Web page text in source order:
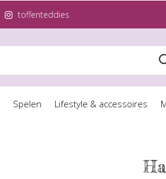
Spelen Lifestyle & accessoires
toffenteddies